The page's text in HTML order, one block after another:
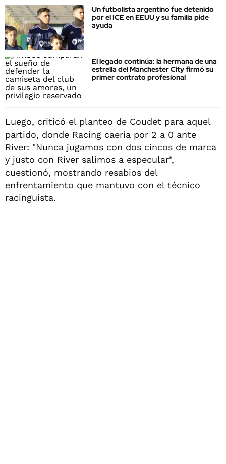
Un futbolista argentino fue detenido
por el ICE en EEUU y su familia pide
ayuda
El legado continúa: la hermana de una
estrella del Manchester City firmó su
primer contrato profesional
Luego, criticó el planteo de Coudet para aquel
partido, donde Racing caería por 2 a 0 ante
River: "Nunca jugamos con dos cincos de marca
y justo con River salimos a especular",
cuestionó, mostrando resabios del
enfrentamiento que mantuvo con el técnico
racinguista.